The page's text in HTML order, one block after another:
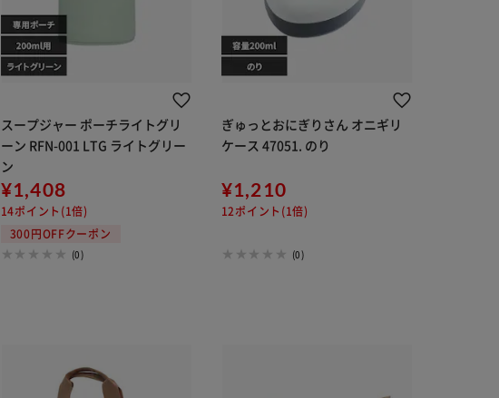
スープジャー ポーチライトグリ
ーン RFN-001 LTG ライトグリー
ン
¥1,408
14ポイント(1倍)
300円OFFクーポン
(0)
ぎゅっとおにぎりさん オニギリ
ケース 47051. のり
¥1,210
12ポイント(1倍)
(0)